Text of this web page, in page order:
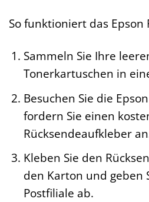
So funktioniert das Epson
Sammeln Sie Ihre
Tonerkartuschen in
Besuchen Sie die
fordern Sie einen
Rücksendeaufkleber
Kleben Sie den
den Karton und geben
Postfiliale ab.